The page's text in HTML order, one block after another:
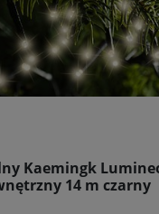
Kaemingk
14 m czarny